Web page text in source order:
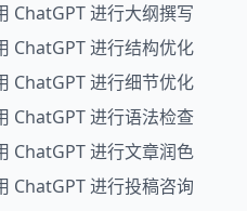
ChatGPT 进行大纲撰写
ChatGPT 进行结构优化
ChatGPT 进行细节优化
ChatGPT 进行语法检查
ChatGPT 进行文章润色
ChatGPT 进行投稿咨询